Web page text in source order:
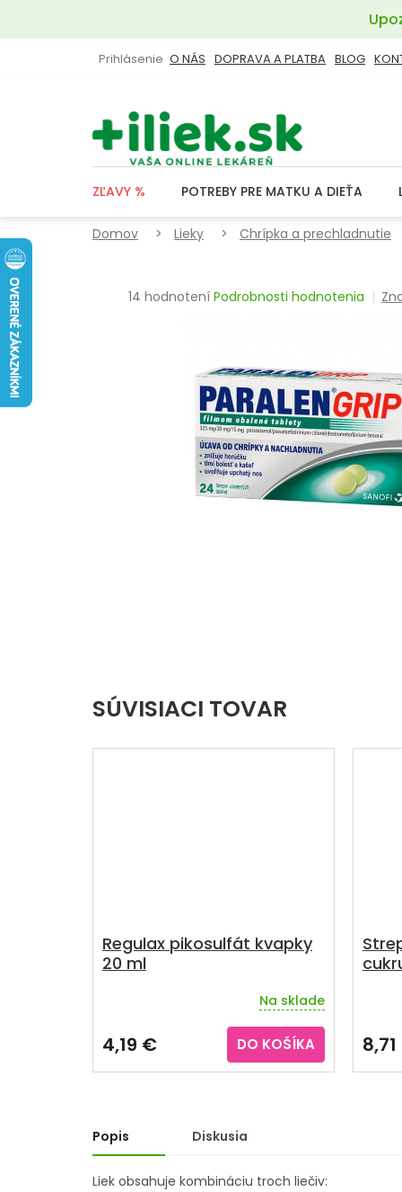
obsah
O NÁS DOPRAVA A PLATBA BLOG
Prihlásenie
ZĽAVY % POTREBY PRE MATKU A DIEŤA
Domov Lieky Chrípka a prechladnutie
Priemerné
14 hodnotení Podrobnosti hodnotenia
SÚVISIACI TOVAR
Regulax pikosulfát kvapky
20 ml
Na sklade
4,19 € DO KOŠÍKA
je
5,0
Popis Diskusia
Liek obsahuje kombináciu troch liečiv: